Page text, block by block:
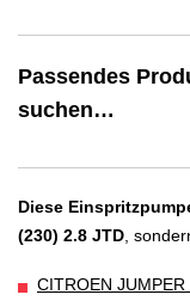
Passendes
suchen…
Diese
(230) 2.8 JTD ,
CITROEN